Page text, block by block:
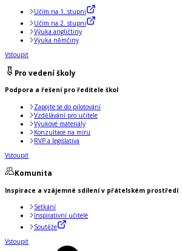
Učím na 1. stupni
Učím na 2. stupni
Výuka angličtiny
Výuka němčiny
Vstoupit
Pro vedení školy
Podpora a řešení pro ředitele škol
Zapojte se do pilotování
Vzdělávání pro učitele
Výukové materiály
Konzultace na míru
RVP a legislativa
Vstoupit
Komunita
Inspirace a vzájemné sdílení v přátelském prostředí
Setkání
Inspirativní učitelé
Soutěže
Vstoupit